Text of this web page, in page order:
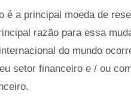
é a principal moeda de
razão para essa
do mundo
setor financeiro e / ou